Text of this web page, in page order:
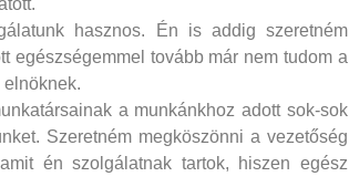
hasznos. Én is addig szeretném
egészségemmel tovább már nem tudom a
a munkánkhoz adott sok-sok
Szeretném megköszönni a vezetőség
én szolgálatnak tartok, hiszen egész